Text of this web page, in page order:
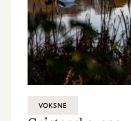
VOKSNE